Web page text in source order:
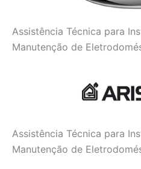
Assistência Técnica para
Manutenção de
Assistência Técnica para
Manutenção de